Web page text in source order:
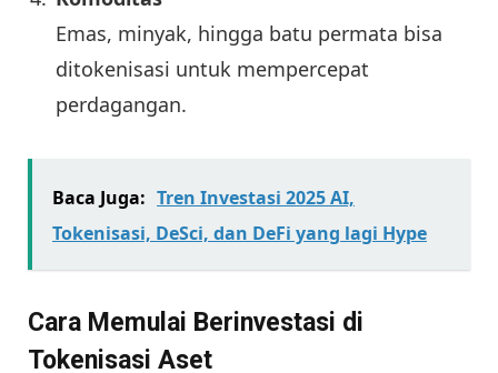
Emas, minyak, hingga batu permata bisa
ditokenisasi untuk mempercepat
perdagangan.
Baca Juga: Tren Investasi 2025 AI,
Tokenisasi, DeSci, dan DeFi yang lagi Hype
Cara Memulai Berinvestasi di
Tokenisasi Aset